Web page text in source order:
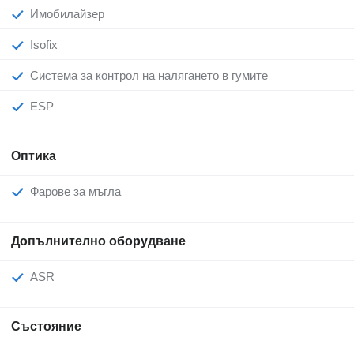
Имобилайзер
Isofix
Система за контрол на налягането в гумите
ESP
Оптика
Фарове за мъгла
Допълнително оборудване
ASR
Състояние